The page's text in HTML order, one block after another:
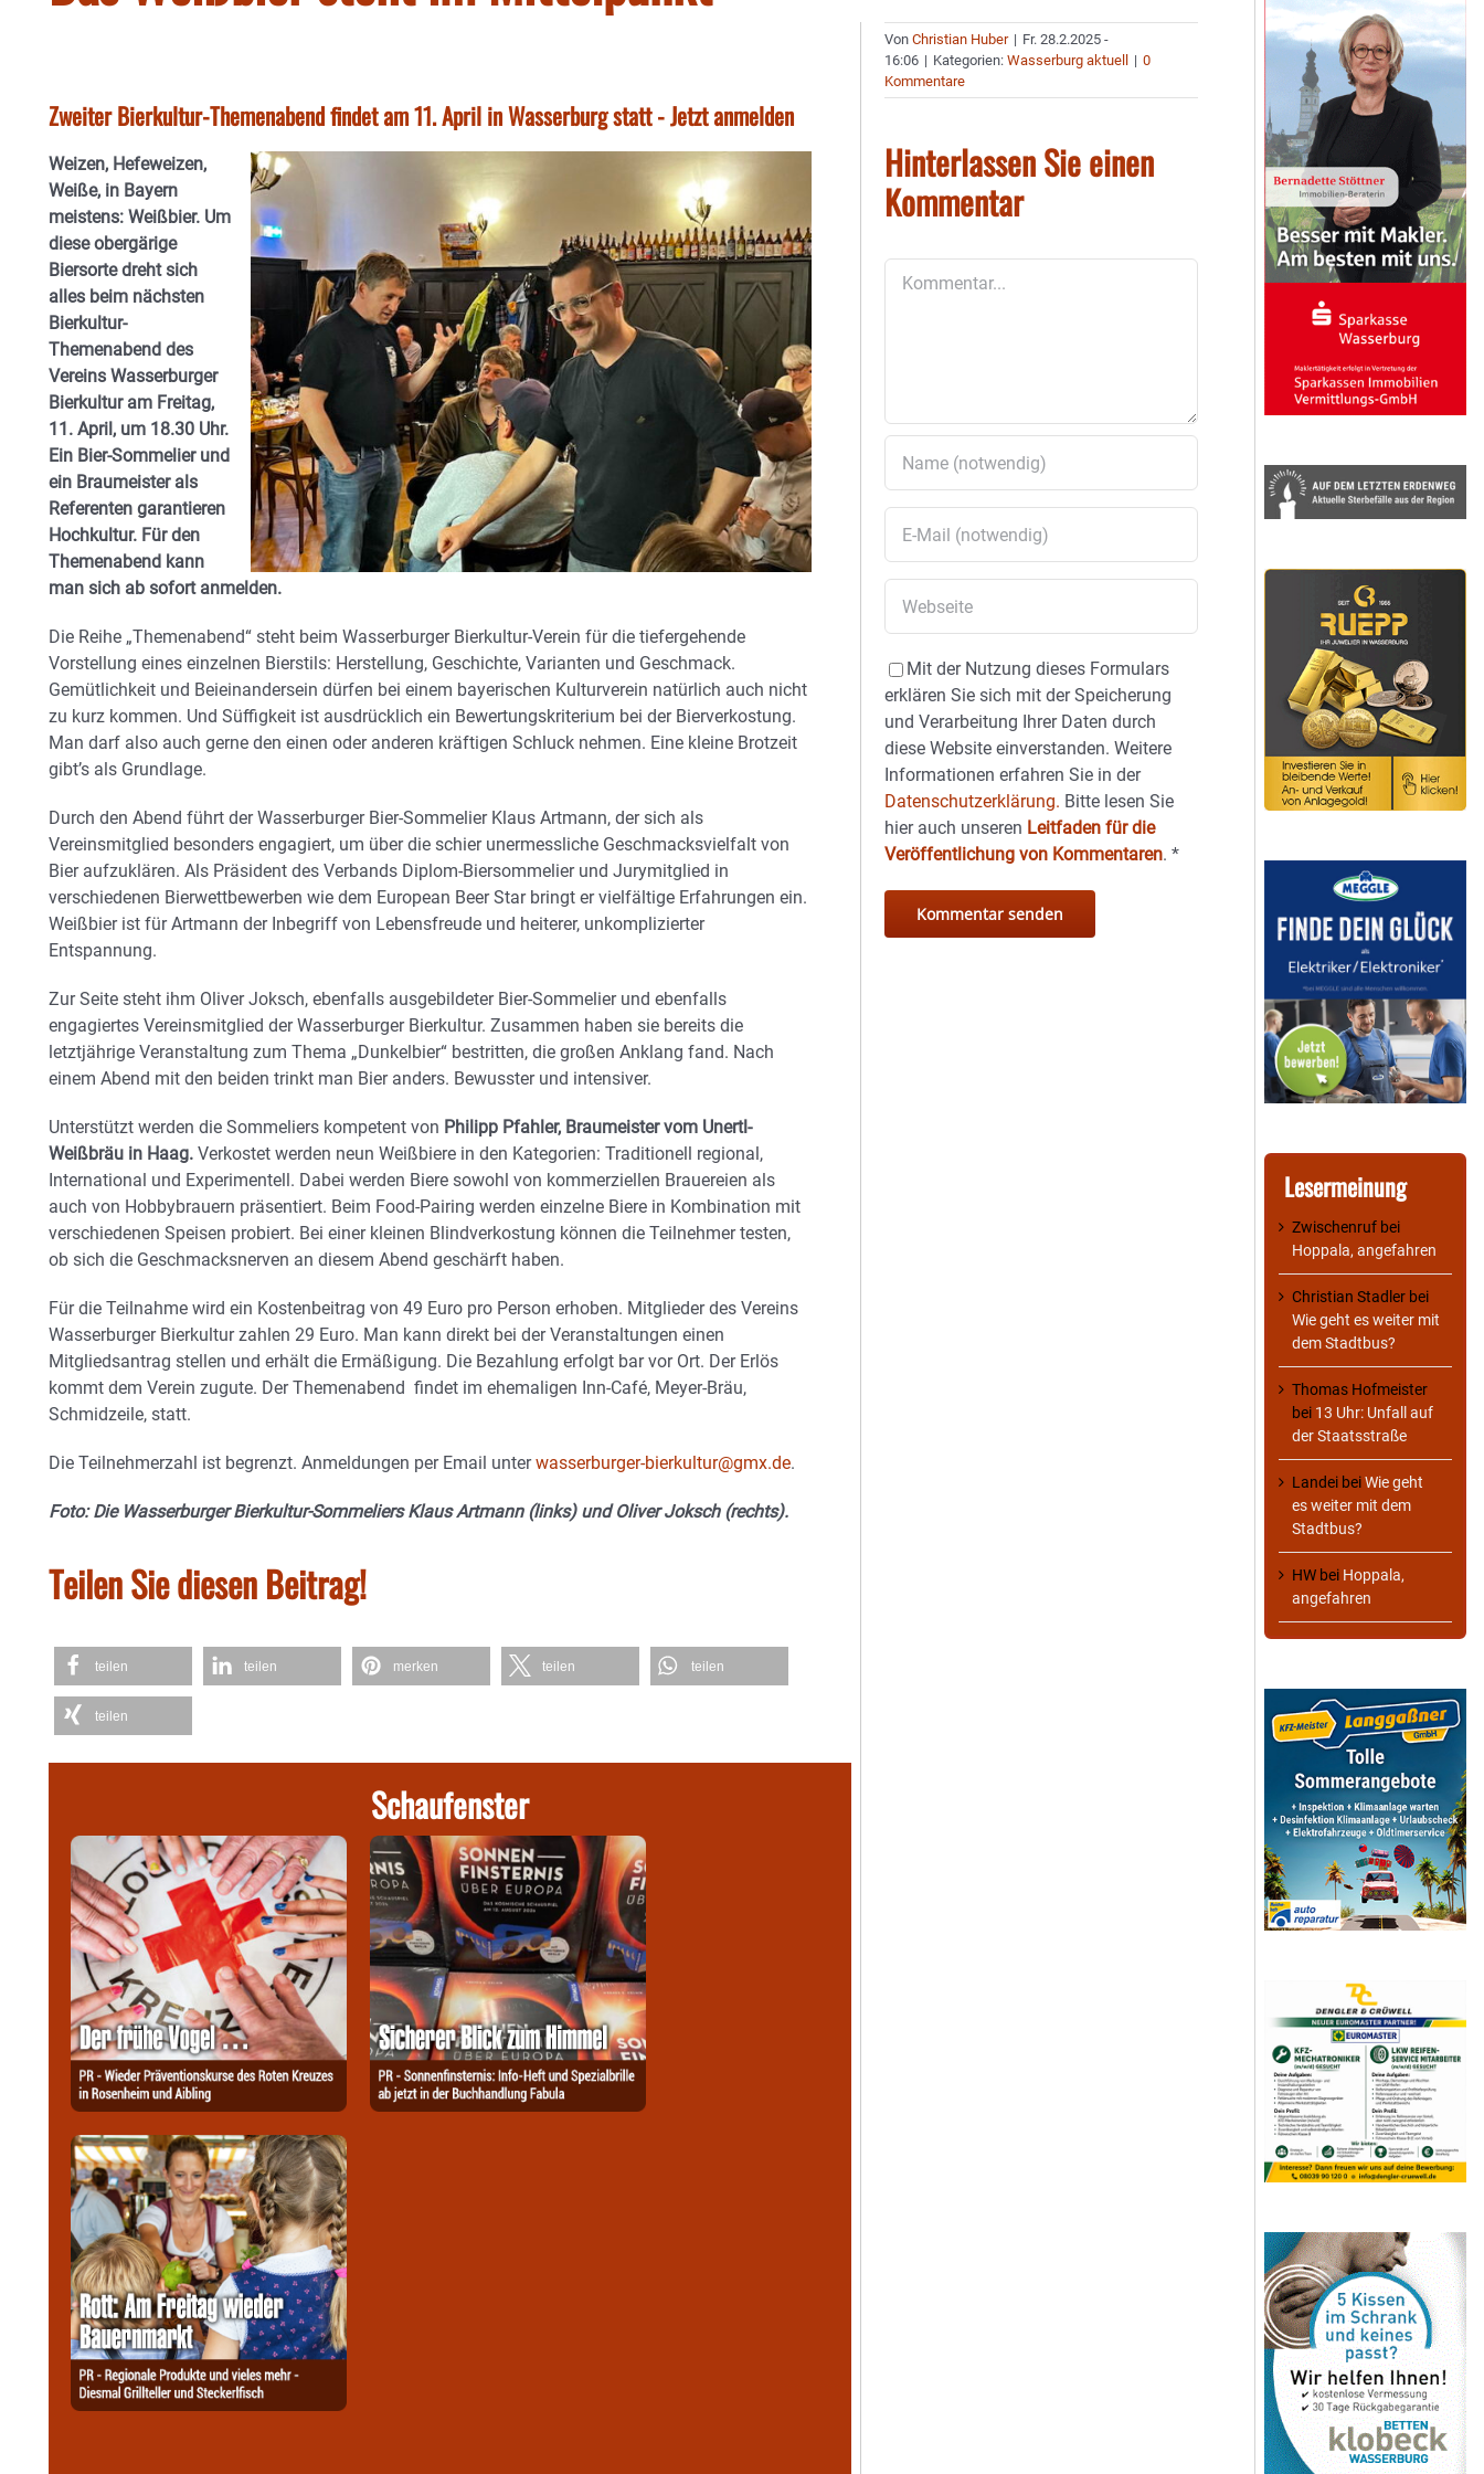
Zweiter Bierkultur-Themenabend findet am 11. April in Wasserburg statt - Jetzt anmelden
Weizen, Hefeweizen,
Weiße, in Bayern
meistens: Weißbier. Um
diese obergärige
Biersorte dreht sich
alles beim nächsten
Bierkultur-
Themenabend des
Vereins Wasserburger
Bierkultur am Freitag,
11. April, um 18.30 Uhr.
Ein Bier-Sommelier und
ein Braumeister als
Referenten garantieren
Hochkultur. Für den
Themenabend kann
man sich ab sofort anmelden.
Die Reihe „Themenabend“ steht beim Wasserburger Bierkultur-Verein für die tiefergehende
Vorstellung eines einzelnen Bierstils: Herstellung, Geschichte, Varianten und Geschmack.
Gemütlichkeit und Beieinandersein dürfen bei einem bayerischen Kulturverein natürlich auch nicht
zu kurz kommen. Und Süffigkeit ist ausdrücklich ein Bewertungskriterium bei der Bierverkostung.
Man darf also auch gerne den einen oder anderen kräftigen Schluck nehmen. Eine kleine Brotzeit
gibt’s als Grundlage.
Durch den Abend führt der Wasserburger Bier-Sommelier Klaus Artmann, der sich als
Vereinsmitglied besonders engagiert, um über die schier unermessliche Geschmacksvielfalt von
Bier aufzuklären. Als Präsident des Verbands Diplom-Biersommelier und Jurymitglied in
verschiedenen Bierwettbewerben wie dem European Beer Star bringt er vielfältige Erfahrungen ein.
Weißbier ist für Artmann der Inbegriff von Lebensfreude und heiterer, unkomplizierter
Entspannung.
Zur Seite steht ihm Oliver Joksch, ebenfalls ausgebildeter Bier-Sommelier und ebenfalls
engagiertes Vereinsmitglied der Wasserburger Bierkultur. Zusammen haben sie bereits die
letztjährige Veranstaltung zum Thema „Dunkelbier“ bestritten, die großen Anklang fand. Nach
einem Abend mit den beiden trinkt man Bier anders. Bewusster und intensiver.
Unterstützt werden die Sommeliers kompetent von Philipp Pfahler, Braumeister vom Unertl-
Weißbräu in Haag. Verkostet werden neun Weißbiere in den Kategorien: Traditionell regional,
International und Experimentell. Dabei werden Biere sowohl von kommerziellen Brauereien als
auch von Hobbybrauern präsentiert. Beim Food-Pairing werden einzelne Biere in Kombination mit
verschiedenen Speisen probiert. Bei einer kleinen Blindverkostung können die Teilnehmer testen,
ob sich die Geschmacksnerven an diesem Abend geschärft haben.
Für die Teilnahme wird ein Kostenbeitrag von 49 Euro pro Person erhoben. Mitglieder des Vereins
Wasserburger Bierkultur zahlen 29 Euro. Man kann direkt bei der Veranstaltungen einen
Mitgliedsantrag stellen und erhält die Ermäßigung. Die Bezahlung erfolgt bar vor Ort. Der Erlös
kommt dem Verein zugute. Der Themenabend findet im ehemaligen Inn-Café, Meyer-Bräu,
Schmidzeile, statt.
Die Teilnehmerzahl ist begrenzt. Anmeldungen per Email unterwasserburger-bierkultur@gmx.de.
Foto: Die Wasserburger Bierkultur-Sommeliers Klaus Artmann (links) und Oliver Joksch (rechts).
Teilen Sie diesen Beitrag!
teilen teilen merken teilen teilen
teilen
Schaufenster
VonChristian Huber | Fr. 28.2.2025 -
16:06 | Kategorien:Wasserburg aktuell | 0
Kommentare
Hinterlassen Sie einen
Kommentar
Mit der Nutzung dieses Formulars
erklären Sie sich mit der Speicherung
und Verarbeitung Ihrer Daten durch
diese Website einverstanden. Weitere
Informationen erfahren Sie in der
Datenschutzerklärung. Bitte lesen Sie
hier auch unseren Leitfaden für die
Veröffentlichung von Kommentaren.*
Lesermeinung
Zwischenruf bei
Hoppala, angefahren
Christian Stadler bei
Wie geht es weiter mit
dem Stadtbus?
Thomas Hofmeister
bei 13 Uhr: Unfall auf
der Staatsstraße
Landei beiWie geht
es weiter mit dem
Stadtbus?
HW bei Hoppala,
angefahren